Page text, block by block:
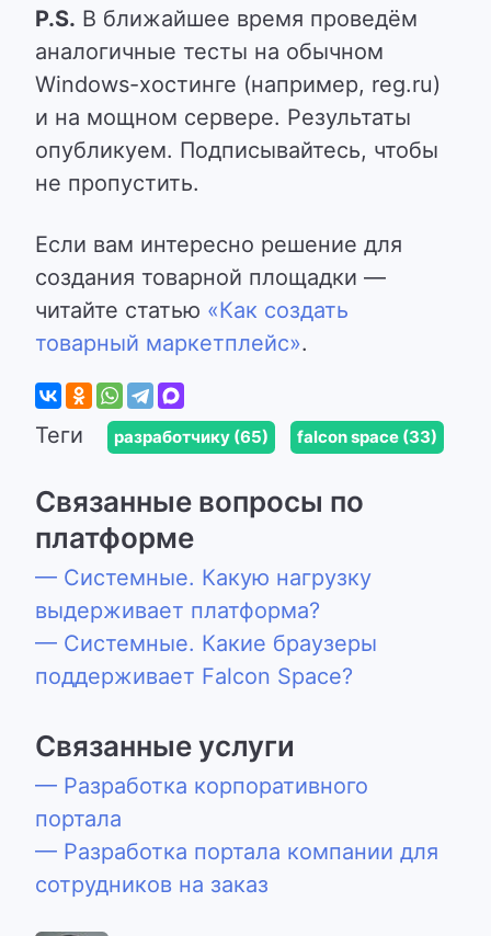
P.S. В ближайшее время проведём
аналогичные тесты на обычном
Windows-хостинге (например, reg.ru)
и на мощном сервере. Результаты
опубликуем. Подписывайтесь, чтобы
не пропустить.
Если вам интересно решение для
создания товарной площадки —
читайте статью «Как создать
товарный маркетплейс».
Теги разработчику (65) falcon space (33)
Связанные вопросы по
платформе
— Системные. Какую нагрузку
выдерживает платформа?
— Системные. Какие браузеры
поддерживает Falcon Space?
Связанные услуги
— Разработка корпоративного
портала
— Разработка портала компании для
сотрудников на заказ